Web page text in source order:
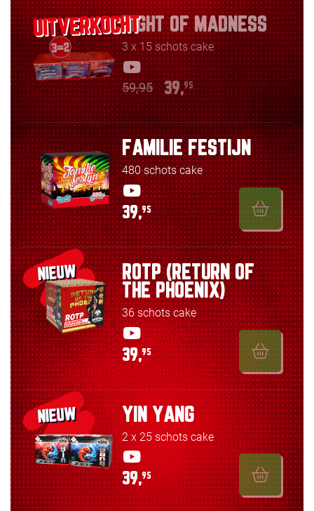
NIGHT OF MADNESS
3 x 15 schots cake
59,95 39,95
FAMILIE FESTIJN
480 schots cake
39,95
NIEUW
ROTP (RETURN OF
THE PHOENIX)
36 schots cake
39,95
NIEUW YIN YANG
2 x 25 schots cake
39,95